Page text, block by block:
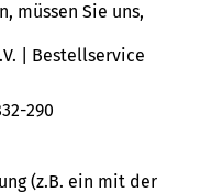
müssen Sie uns,
| Bestellservice
290
(z.B. ein mit der